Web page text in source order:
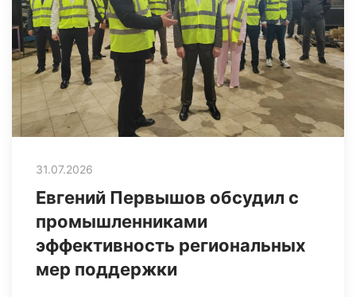
31.07.2026
Евгений Первышов обсудил с
промышленниками
эффективность региональных
мер поддержки